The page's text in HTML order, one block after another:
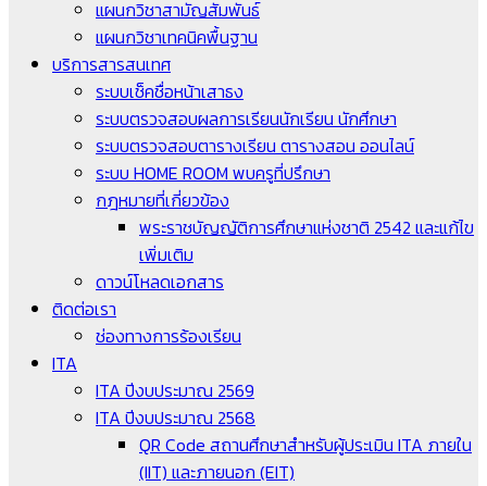
แผนกวิชาสามัญสัมพันธ์
แผนกวิชาเทคนิคพื้นฐาน
บริการสารสนเทศ
ระบบเช็คชื่อหน้าเสาธง
ระบบตรวจสอบผลการเรียนนักเรียน นักศึกษา
ระบบตรวจสอบตารางเรียน ตารางสอน ออนไลน์
ระบบ HOME ROOM พบครูที่ปรึกษา
กฎหมายที่เกี่ยวข้อง
พระราชบัญญัติการศึกษาแห่งชาติ 2542 และแก้ไข
เพิ่มเติม
ดาวน์โหลดเอกสาร
ติดต่อเรา
ช่องทางการร้องเรียน
ITA
ITA ปีงบประมาณ 2569
ITA ปีงบประมาณ 2568
QR Code สถานศึกษาสำหรับผู้ประเมิน ITA ภายใน
(IIT) และภายนอก (EIT)